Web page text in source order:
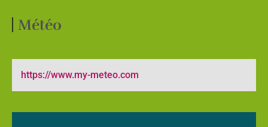
Météo
https://www.my-meteo.com